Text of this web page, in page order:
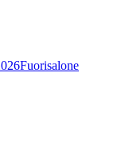
Fuorisalone